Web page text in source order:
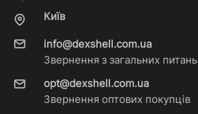
Київ
info@dexshell.com.ua
Звернення з загальних питань
opt@dexshell.com.ua
Звернення оптових покупців